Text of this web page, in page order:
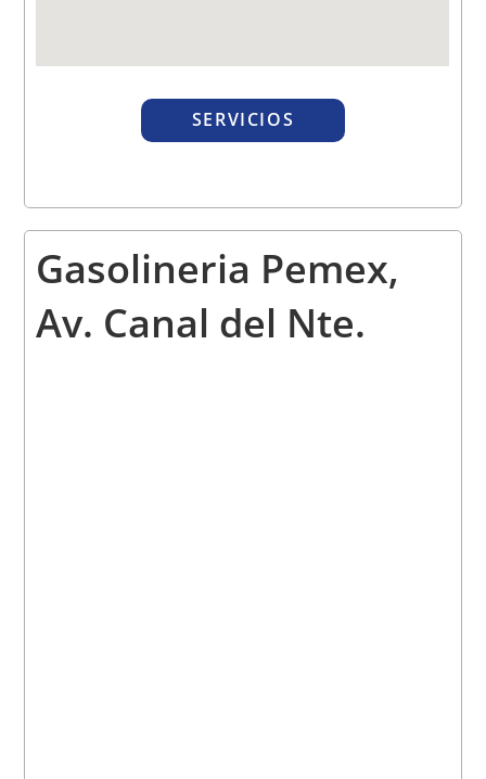
SERVICIOS
Gasolineria Pemex,
Av. Canal del Nte.